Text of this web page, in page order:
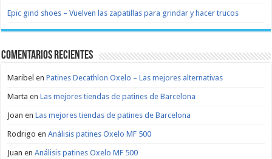
Epic gind shoes – Vuelven las zapatillas para grindar y hacer trucos
Comentarios recientes
Maribel enPatines Decathlon Oxelo – Las mejores alternativas
Marta enLas mejores tiendas de patines de Barcelona
Joan enLas mejores tiendas de patines de Barcelona
Rodrigo enAnálisis patines Oxelo MF 500
Juan enAnálisis patines Oxelo MF 500